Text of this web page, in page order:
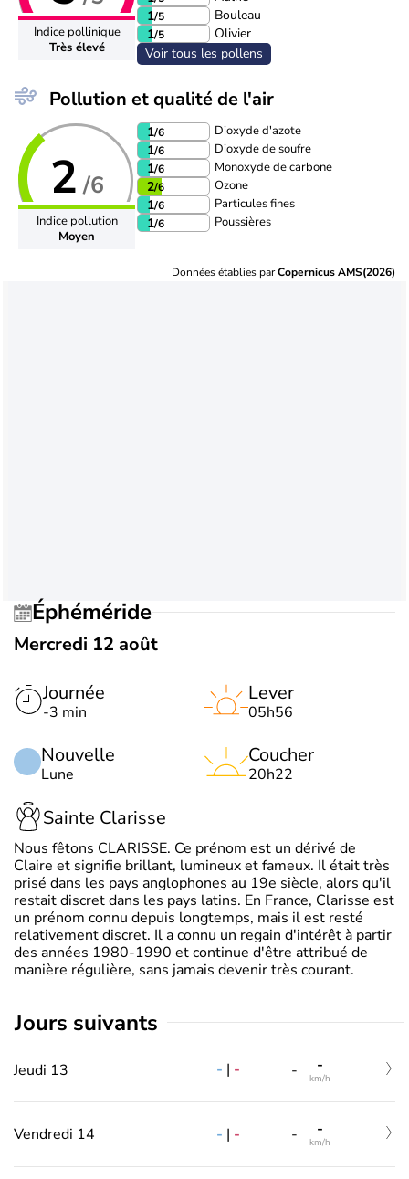
Indice pollinique
Très élevé
1/5
Bouleau
1/5
Olivier
Voir tous les pollens
Pollution et qualité de l'air
2 /6
Indice pollution
Moyen
1/6 Dioxyde d'azote
1/6 Dioxyde de soufre
1/6 Monoxyde de carbone
2/6 Ozone
1/6 Particules fines
1/6 Poussières
Données établies parCopernicus AMS(2026)
Éphéméride
Mercredi 12 août
Journée
-3 min
Nouvelle
Lune
Lever
05h56
Coucher
20h22
Sainte Clarisse
Nous fêtons CLARISSE. Ce prénom est un dérivé de
Claire et signifie brillant, lumineux et fameux. Il était très
prisé dans les pays anglophones au 19e siècle, alors qu'il
restait discret dans les pays latins. En France, Clarisse est
un prénom connu depuis longtemps, mais il est resté
relativement discret. Il a connu un regain d'intérêt à partir
des années 1980-1990 et continue d'être attribué de
manière régulière, sans jamais devenir très courant.
jours suivants
Jeudi 13 - | - - -
km/h
Vendredi 14 - | - - -
km/h